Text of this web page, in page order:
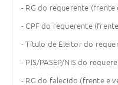
- RG do requerente (frente
- CPF do requerente
- Título de Eleitor do
- PIS/PASEP/NIS do
- RG do falecido (frente e